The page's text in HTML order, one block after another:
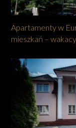
Apartamenty w
mieszkań –